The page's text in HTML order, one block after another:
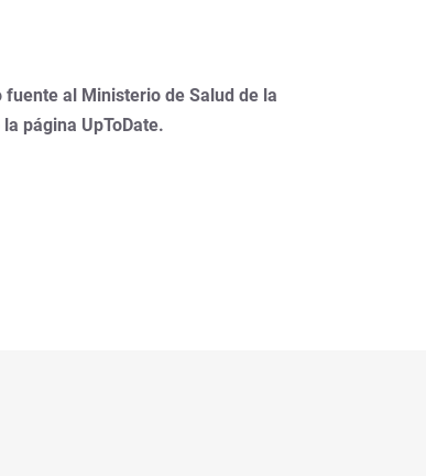
fuente al Ministerio de Salud de la
página UpToDate.